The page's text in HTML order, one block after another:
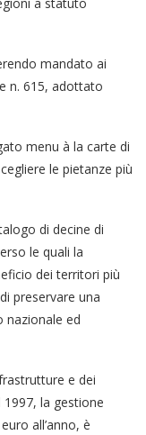
a statuto
mandato ai
n. 615, adottato
menu à la carte di
le pietanze più
di decine di
le quali la
dei territori più
preservare una
nazionale ed
e dei
la gestione
all’anno, è